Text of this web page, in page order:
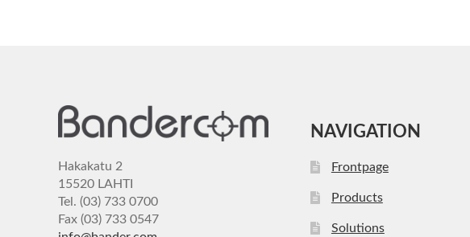
Hakakatu 2
15520 LAHTI
Tel. (03) 733 0700
Fax (03) 733 0547
NAVIGATION
Frontpage
Products
Solutions